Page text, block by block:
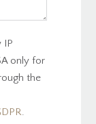
IP
only for
the
.